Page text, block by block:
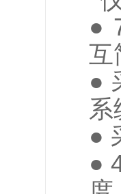
●
互
●
系
●
●